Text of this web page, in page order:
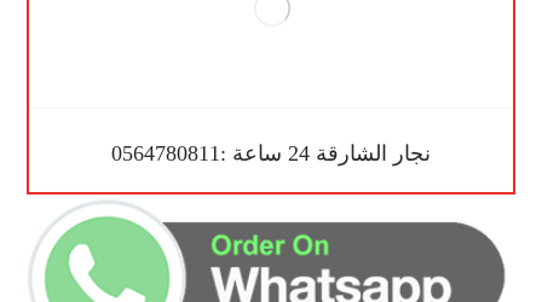
نجار الشارقة 24 ساعة :0564780811